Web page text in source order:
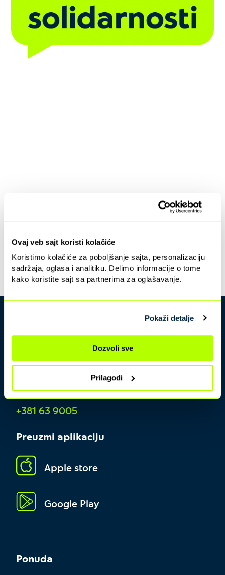
Ovaj veb sajt koristi kolačiće
Koristimo kolačiće za poboljšanje sajta, personalizaciju
sadržaja, oglasa i analitiku. Delimo informacije o tome
kako koristite sajt sa partnerima za oglašavanje.
Pokaži detalje
Dozvoli sve
Prilagodi
+381 63 9005
Preuzmi aplikaciju
Apple store
Google Play
Ponuda